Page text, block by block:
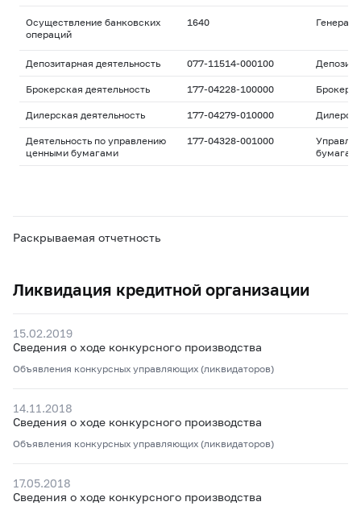
Осуществление банковских
операций
1640
Депозитарная деятельность 077-11514-000100
Брокерская деятельность 177-04228-100000
Дилерская деятельность 177-04279-010000
Деятельность по управлению
ценными бумагами
177-04328-001000
Раскрываемая отчетность
Ликвидация кредитной организации
15.02.2019
Сведения о ходе конкурсного производства
Объявления конкурсных управляющих (ликвидаторов)
14.11.2018
Сведения о ходе конкурсного производства
Объявления конкурсных управляющих (ликвидаторов)
17.05.2018
Сведения о ходе конкурсного производства